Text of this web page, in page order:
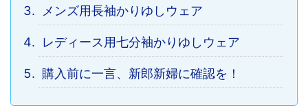
メンズ用長袖かりゆしウェア
レディース用七分袖かりゆしウェア
購入前に一言、新郎新婦に確認を！